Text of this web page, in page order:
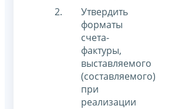
Утвердить
форматы
счета-
фактуры,
выставляемого
(составляемого)
при
реализации